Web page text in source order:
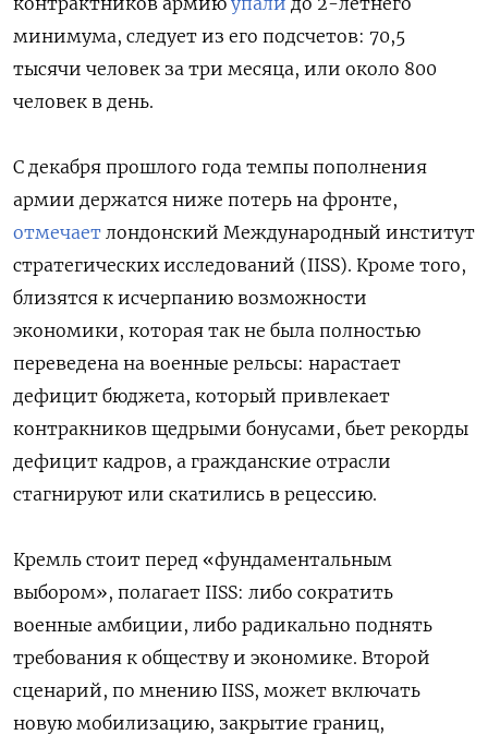
минимума, следует из его подсчетов: 70,5
тысячи человек за три месяца, или около 800
человек в день.
С декабря прошлого года темпы пополнения
армии держатся ниже потерь на фронте,
отмечает лондонский Международный институт
стратегических исследований (IISS). Кроме того,
близятся к исчерпанию возможности
экономики, которая так не была полностью
переведена на военные рельсы: нарастает
дефицит бюджета, который привлекает
контракников щедрыми бонусами, бьет рекорды
дефицит кадров, а гражданские отрасли
стагнируют или скатились в рецессию.
Кремль стоит перед «фундаментальным
выбором», полагает IISS: либо сократить
военные амбиции, либо радикально поднять
требования к обществу и экономике. Второй
сценарий, по мнению IISS, может включать
новую мобилизацию, закрытие границ,